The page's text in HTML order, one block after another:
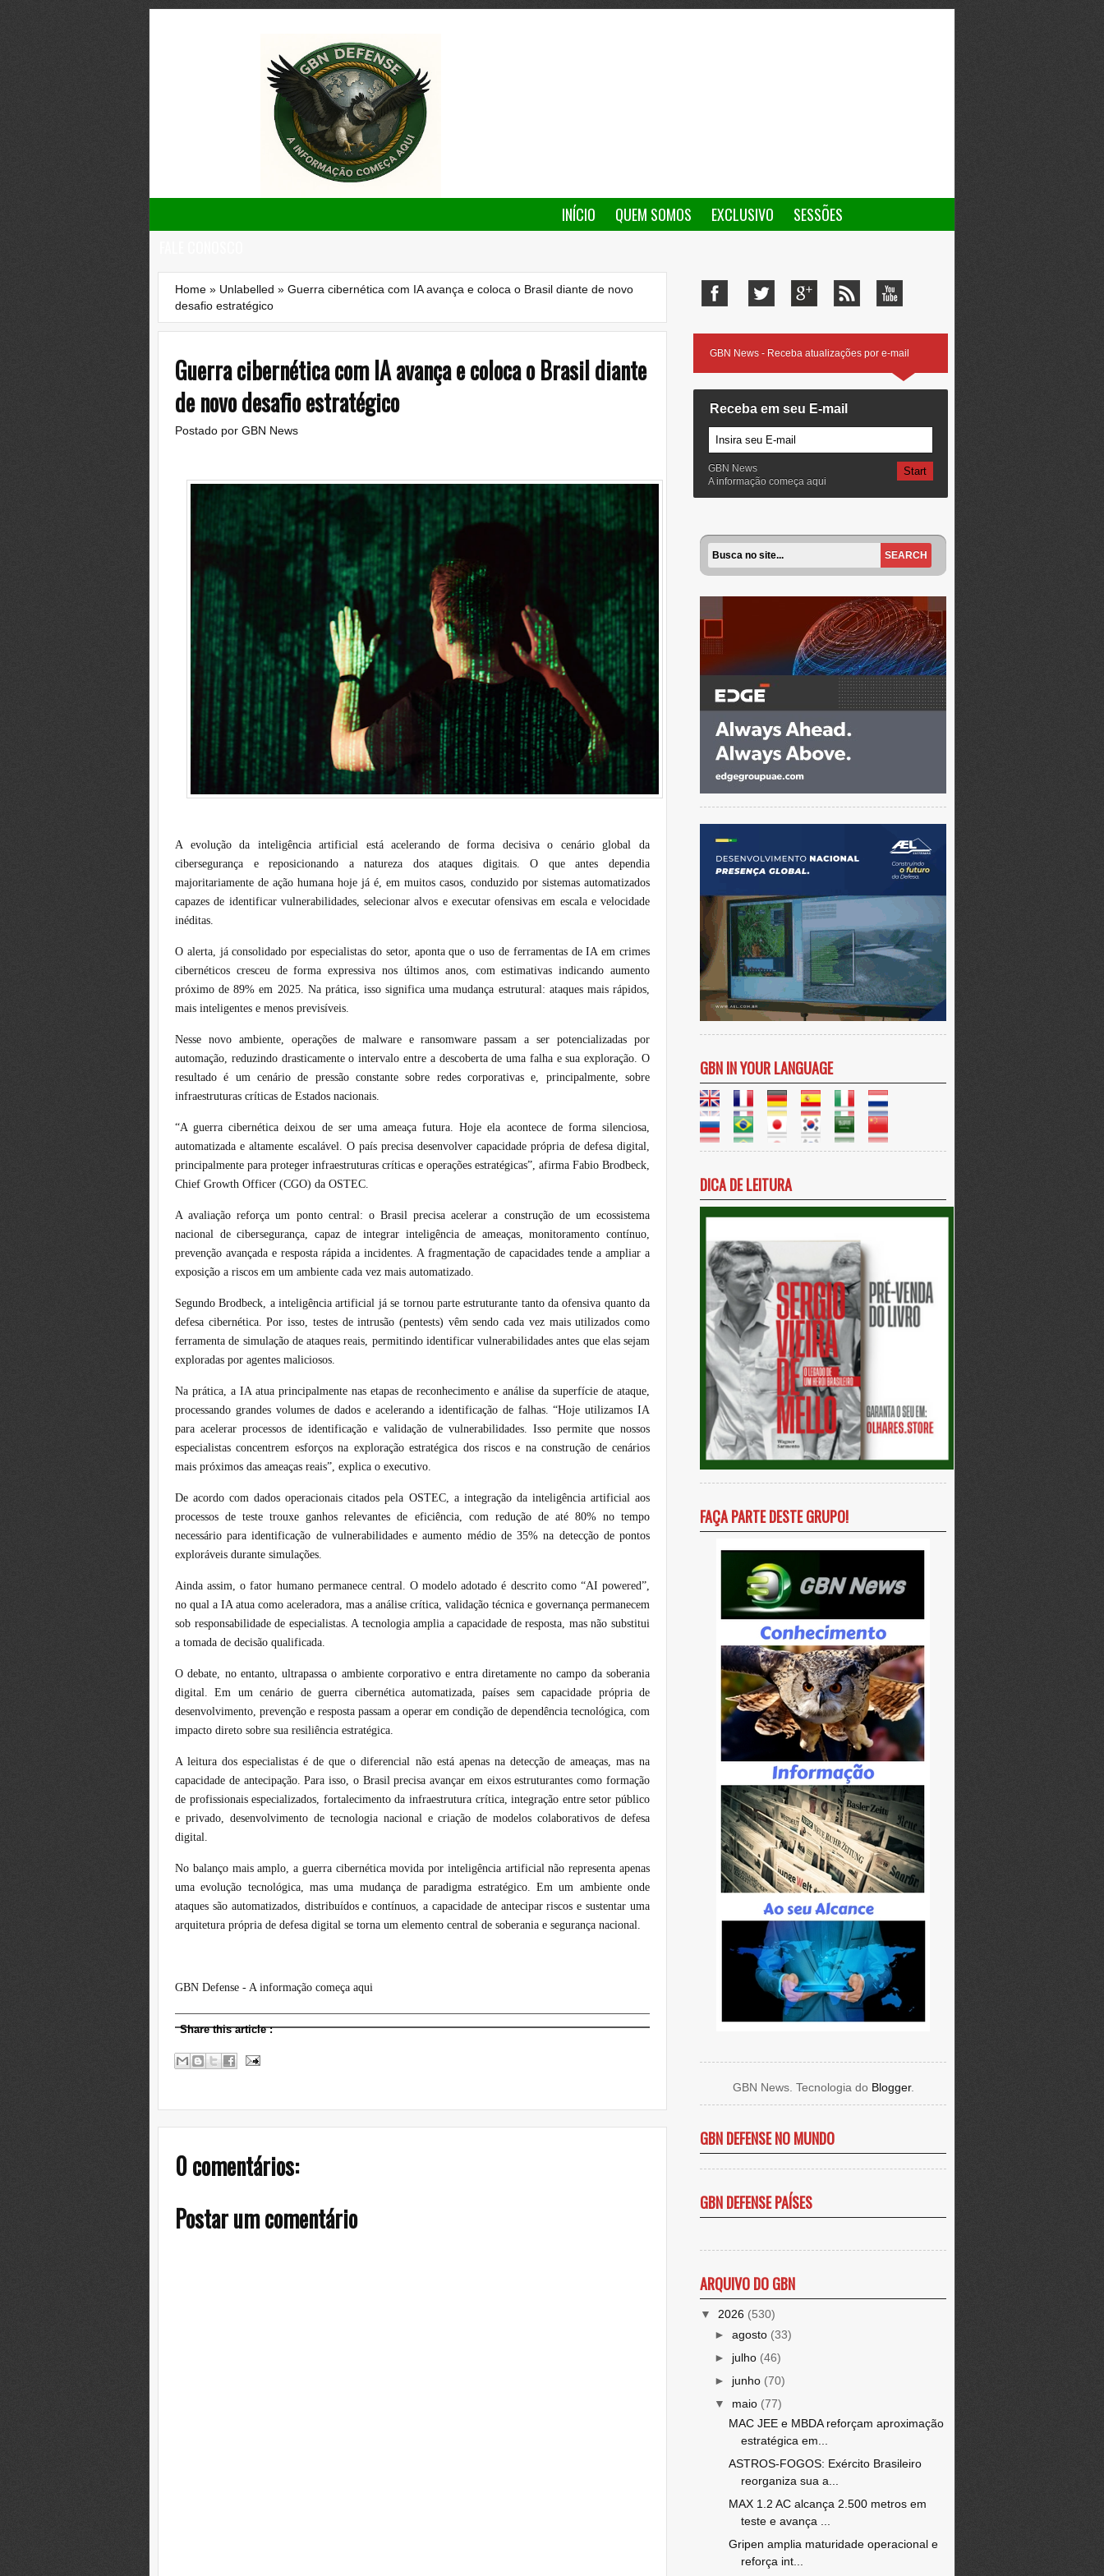
INÍCIO QUEM SOMOS EXCLUSIVO
SESSÕES
Home » Unlabelled » Guerra cibernética com IA avança e coloca o Brasil diante de novo
desafio estratégico
Guerra cibernética com IA avança e coloca o Brasil diante
de novo desafio estratégico
Postado por GBN News
A evolução da inteligência artificial está acelerando de forma decisiva o cenário global da
cibersegurança e reposicionando a natureza dos ataques digitais. O que antes dependia
majoritariamente de ação humana hoje já é, em muitos casos, conduzido por sistemas automatizados
capazes de identificar vulnerabilidades, selecionar alvos e executar ofensivas em escala e velocidade
inéditas.
O alerta, já consolidado por especialistas do setor, aponta que o uso de ferramentas de IA em crimes
cibernéticos cresceu de forma expressiva nos últimos anos, com estimativas indicando aumento
próximo de 89% em 2025. Na prática, isso significa uma mudança estrutural: ataques mais rápidos,
mais inteligentes e menos previsíveis.
Nesse novo ambiente, operações de malware e ransomware passam a ser potencializadas por
automação, reduzindo drasticamente o intervalo entre a descoberta de uma falha e sua exploração. O
resultado é um cenário de pressão constante sobre redes corporativas e, principalmente, sobre
infraestruturas críticas de Estados nacionais.
“A guerra cibernética deixou de ser uma ameaça futura. Hoje ela acontece de forma silenciosa,
automatizada e altamente escalável. O país precisa desenvolver capacidade própria de defesa digital,
principalmente para proteger infraestruturas críticas e operações estratégicas”, afirma Fabio Brodbeck,
Chief Growth Officer (CGO) da OSTEC.
A avaliação reforça um ponto central: o Brasil precisa acelerar a construção de um ecossistema
nacional de cibersegurança, capaz de integrar inteligência de ameaças, monitoramento contínuo,
prevenção avançada e resposta rápida a incidentes. A fragmentação de capacidades tende a ampliar a
exposição a riscos em um ambiente cada vez mais automatizado.
Segundo Brodbeck, a inteligência artificial já se tornou parte estruturante tanto da ofensiva quanto da
defesa cibernética. Por isso, testes de intrusão (pentests) vêm sendo cada vez mais utilizados como
ferramenta de simulação de ataques reais, permitindo identificar vulnerabilidades antes que elas sejam
exploradas por agentes maliciosos.
Na prática, a IA atua principalmente nas etapas de reconhecimento e análise da superfície de ataque,
processando grandes volumes de dados e acelerando a identificação de falhas. “Hoje utilizamos IA
para acelerar processos de identificação e validação de vulnerabilidades. Isso permite que nossos
especialistas concentrem esforços na exploração estratégica dos riscos e na construção de cenários
mais próximos das ameaças reais”, explica o executivo.
De acordo com dados operacionais citados pela OSTEC, a integração da inteligência artificial aos
processos de teste trouxe ganhos relevantes de eficiência, com redução de até 80% no tempo
necessário para identificação de vulnerabilidades e aumento médio de 35% na detecção de pontos
exploráveis durante simulações.
Ainda assim, o fator humano permanece central. O modelo adotado é descrito como “AI powered”,
no qual a IA atua como aceleradora, mas a análise crítica, validação técnica e governança permanecem
sob responsabilidade de especialistas. A tecnologia amplia a capacidade de resposta, mas não substitui
a tomada de decisão qualificada.
O debate, no entanto, ultrapassa o ambiente corporativo e entra diretamente no campo da soberania
digital. Em um cenário de guerra cibernética automatizada, países sem capacidade própria de
desenvolvimento, prevenção e resposta passam a operar em condição de dependência tecnológica, com
impacto direto sobre sua resiliência estratégica.
A leitura dos especialistas é de que o diferencial não está apenas na detecção de ameaças, mas na
capacidade de antecipação. Para isso, o Brasil precisa avançar em eixos estruturantes como formação
de profissionais especializados, fortalecimento da infraestrutura crítica, integração entre setor público
e privado, desenvolvimento de tecnologia nacional e criação de modelos colaborativos de defesa
digital.
No balanço mais amplo, a guerra cibernética movida por inteligência artificial não representa apenas
uma evolução tecnológica, mas uma mudança de paradigma estratégico. Em um ambiente onde
ataques são automatizados, distribuídos e contínuos, a capacidade de antecipar riscos e sustentar uma
arquitetura própria de defesa digital se torna um elemento central de soberania e segurança nacional.
GBN Defense - A informação começa aqui
Share this article:
0 comentários:
Postar um comentário
GBN News - Receba atualizações por e-mail
Receba em seu E-mail
GBN News
A informação começa aqui
GBN IN YOUR LANGUAGE
DICA DE LEITURA
FAÇA PARTE DESTE GRUPO!
GBN News. Tecnologia do Blogger.
GBN DEFENSE NO MUNDO
GBN DEFENSE PAÍSES
ARQUIVO DO GBN
▼ 2026 (530)
► agosto (33)
► julho (46)
► junho (70)
▼ maio (77)
MAC JEE e MBDA reforçam aproximação
estratégica em...
ASTROS-FOGOS: Exército Brasileiro
reorganiza sua a...
MAX 1.2 AC alcança 2.500 metros em
teste e avança ...
Gripen amplia maturidade operacional e
reforça int...